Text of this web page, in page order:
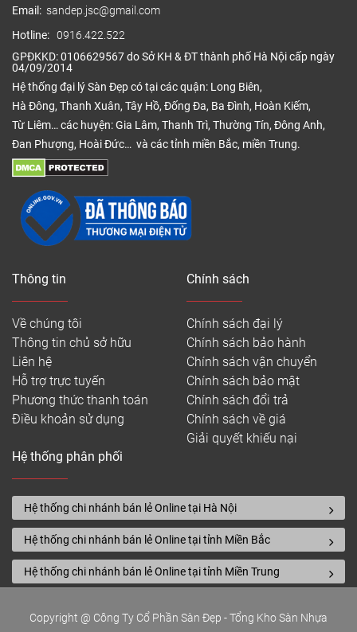
Email: sandep.jsc@gmail.com
Hotline: 0916.422.522
GPĐKKD: 0106629567 do Sở KH & ĐT thành phố Hà Nội cấp ngày
04/09/2014
Hệ thống đại lý Sàn Đẹp có tại các quận: Long Biên,
Hà Đông, Thanh Xuân, Tây Hồ, Đống Đa, Ba Đình, Hoàn Kiếm,
Từ Liêm… các huyện: Gia Lâm, Thanh Trì, Thường Tín, Đông Anh,
Đan Phượng, Hoài Đức… và các tỉnh miền Bắc, miền Trung.
Thông tin
Về chúng tôi
Thông tin chủ sở hữu
Liên hệ
Hỗ trợ trực tuyến
Phương thức thanh toán
Điều khoản sử dụng
Chính sách
Chính sách đại lý
Chính sách bảo hành
Chính sách vận chuyển
Chính sách bảo mật
Chính sách đổi trả
Chính sách về giá
Giải quyết khiếu nại
Hệ thống phân phối
Hệ thống chi nhánh bán lẻ Online tại Hà Nội
Hệ thống chi nhánh bán lẻ Online tại tỉnh Miền Bắc
Hệ thống chi nhánh bán lẻ Online tại tỉnh Miền Trung
Copyright @ Công Ty Cổ Phần Sàn Đẹp - Tổng Kho Sàn Nhựa